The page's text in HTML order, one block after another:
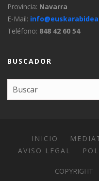
Provincia: Navarra
E-Mail:
Teléfono: 848 42 60 54
BUSCADOR
INICIO
AVISO LEGAL
COPYRIGHT –